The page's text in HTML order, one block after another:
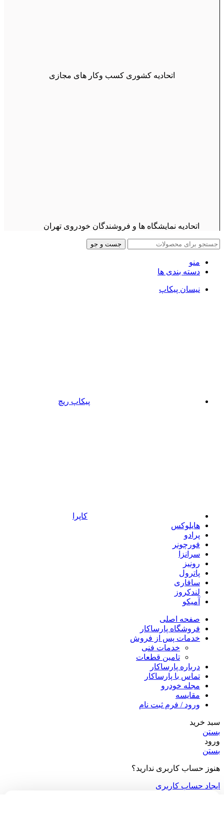
اتحادیه کشوری کسب وکار های مجازی
اتحادیه نمایشگاه ها و فروشندگان خودروی تهران
جست و جو
منو
دسته بندی ها
نیسان پیکاپ
پیکاپ ریچ
کاپرا
هایلوکس
پرادو
فورچونر
سرانزا
رونیز
پاترول
سافاری
لندکروز
آمیکو
صفحه اصلی
فروشگاه پارساکار
خدمات پس از فروش
خدمات فنی
تامین قطعات
درباره پارساکار
تماس با پارساکار
مجله خودرو
مقایسه
ورود / فرم ثبت نام
سبد خرید
بستن
ورود
بستن
هنوز حساب کاربری ندارید؟
ایجاد حساب کاربری